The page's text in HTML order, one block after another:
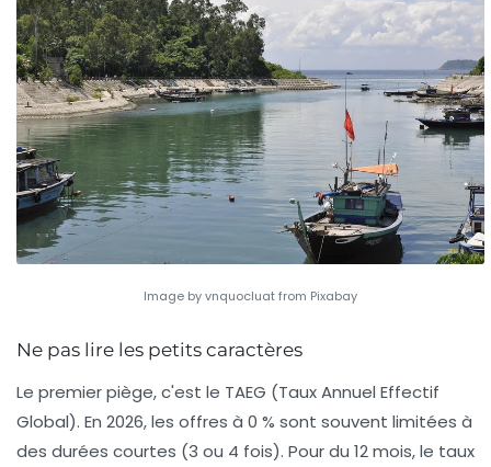
Image by vnquocluat from Pixabay
Ne pas lire les petits caractères
Le premier piège, c'est le TAEG (Taux Annuel Effectif
Global). En 2026, les offres à 0 % sont souvent limitées à
des durées courtes (3 ou 4 fois). Pour du 12 mois, le taux